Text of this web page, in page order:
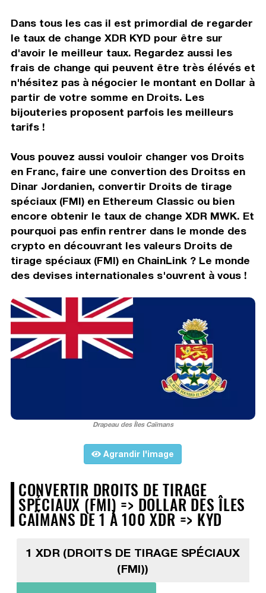
Dans tous les cas il est primordial de regarder
le taux de change XDR KYD pour être sur
d'avoir le meilleur taux. Regardez aussi les
frais de change qui peuvent être très élévés et
n'hésitez pas à négocier le montant en Dollar à
partir de votre somme en Droits. Les
bijouteries proposent parfois les meilleurs
tarifs !
Vous pouvez aussi vouloir changer vos Droits
en Franc, faire une convertion des Droitss en
Dinar Jordanien, convertir Droits de tirage
spéciaux (FMI) en Ethereum Classic ou bien
encore obtenir le taux de change XDR MWK. Et
pourquoi pas enfin rentrer dans le monde des
crypto en découvrant les valeurs Droits de
tirage spéciaux (FMI) en ChainLink ? Le monde
des devises internationales s'ouvrent à vous !
Drapeau des Îles Caïmans
Agrandir l'image
CONVERTIR DROITS DE TIRAGE
SPÉCIAUX (FMI) => DOLLAR DES ÎLES
CAÏMANS DE 1 À 100 XDR => KYD
1 XDR (DROITS DE TIRAGE SPÉCIAUX
(FMI))